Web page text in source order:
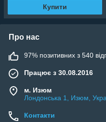
Купити
Про нас
97% позитивних з 540
Працює з 30.08.2016
м. Изюм
Лондонська 1, Изюм,
Контакти